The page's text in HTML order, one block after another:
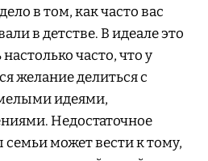
в том, как часто вас
в детстве. В идеале это
часто, что у
желание делиться с
идеями,
Недостаточное
может вести к тому,